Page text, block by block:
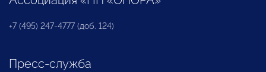
+7 (495) 247-4777 (доб. 124)
Пресс-служба